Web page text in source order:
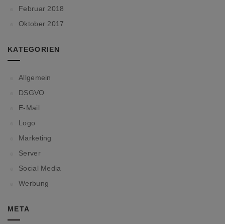
Februar 2018
Oktober 2017
KATEGORIEN
Allgemein
DSGVO
E-Mail
Logo
Marketing
Server
Social Media
Werbung
META